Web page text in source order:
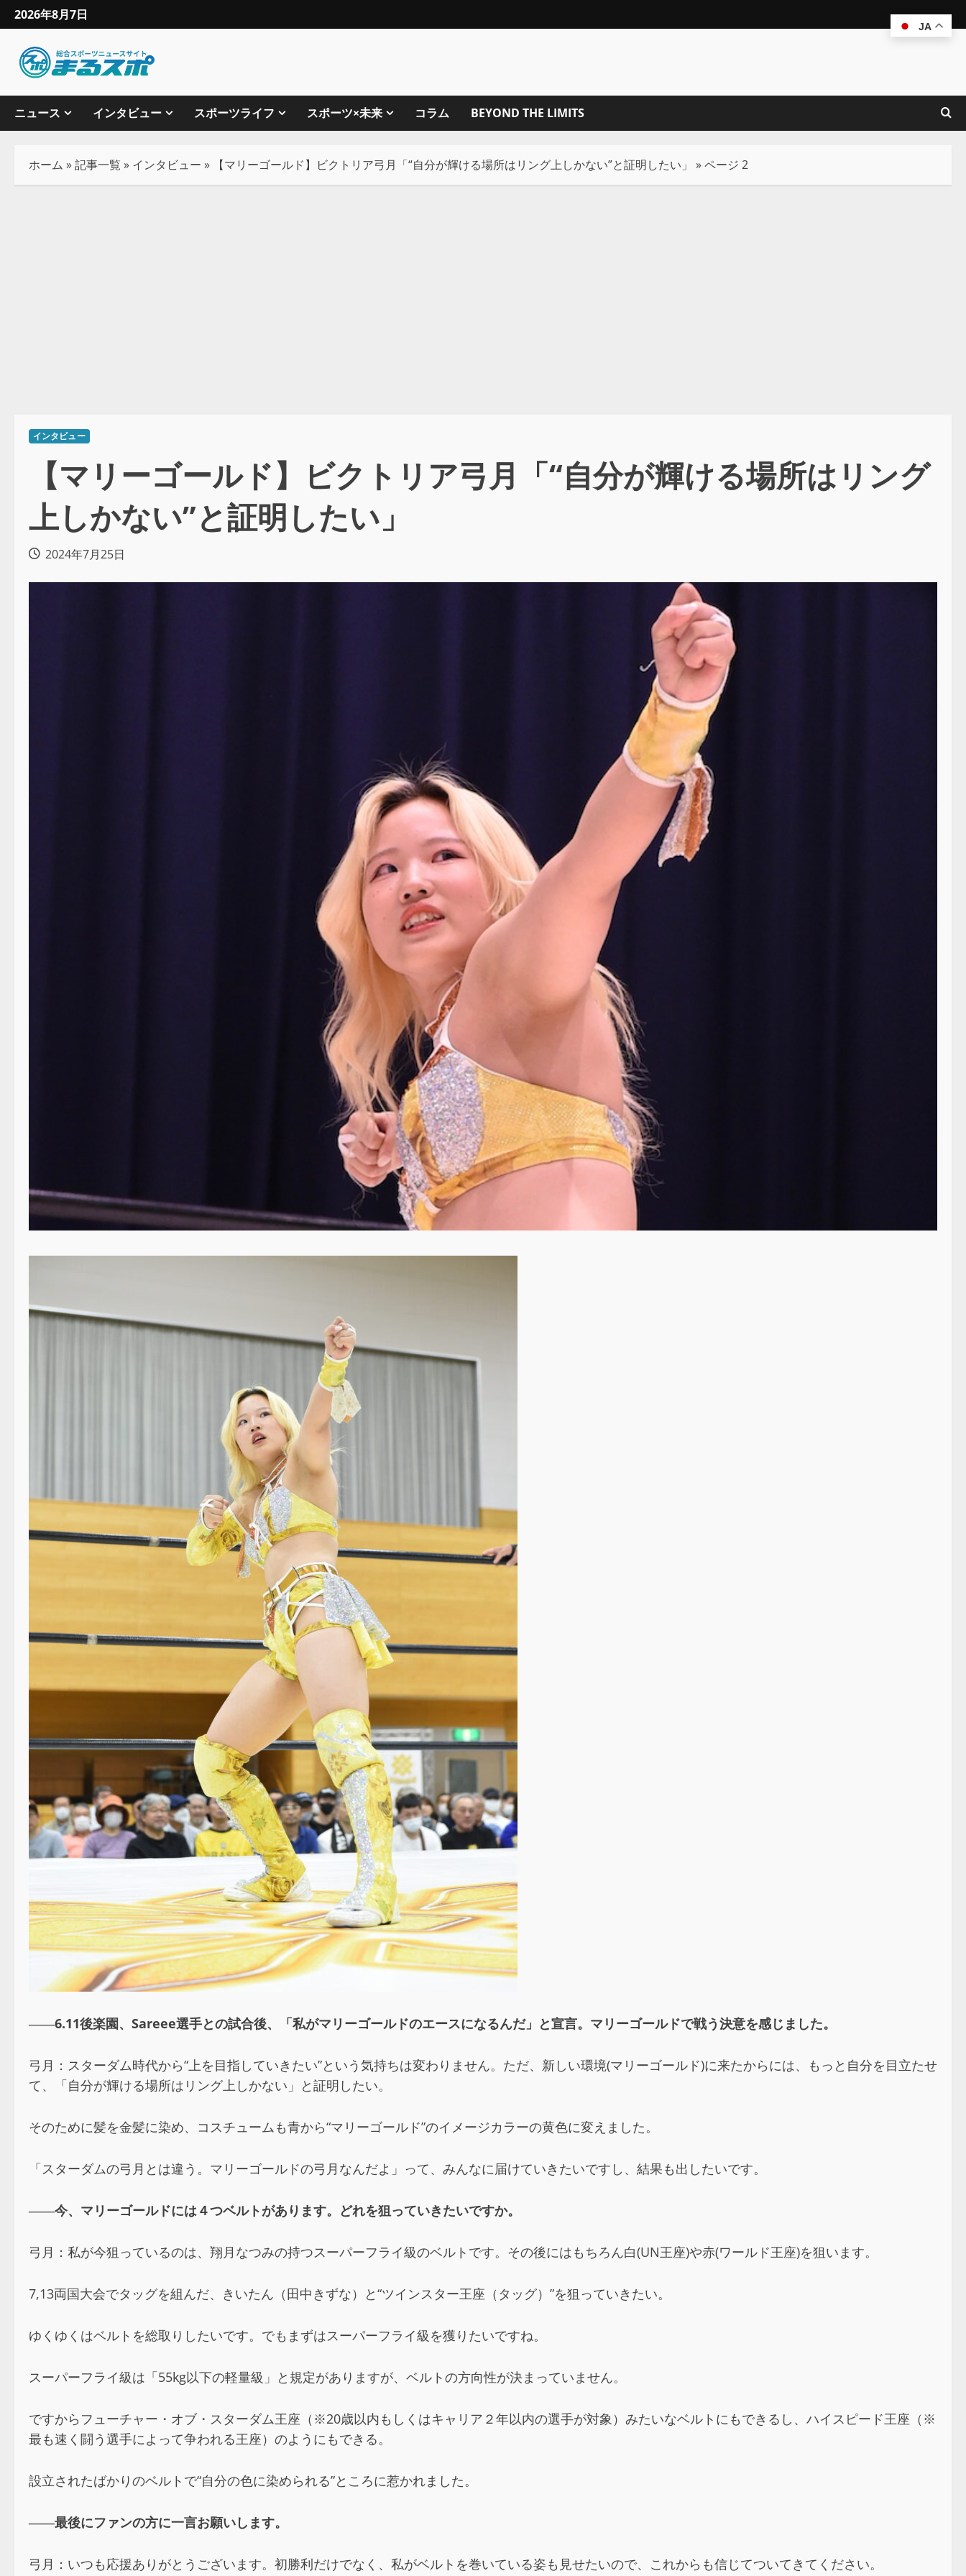
2026年8月7日
ニュース インタビュー スポーツライフ スポーツ×未来 コラム BEYOND THE LIMITS
ホーム »記事一覧 » インタビュー » 【マリーゴールド】ビクトリア弓月「“自分が輝ける場所はリング上しかない”と証明したい」 »ページ 2
インタビュー
【マリーゴールド】ビクトリア弓月「“自分が輝ける場所はリング
上しかない”と証明したい」
2024年7月25日
――6.11後楽園、Sareee選手との試合後、「私がマリーゴールドのエースになるんだ」と宣言。マリーゴールドで戦う決意を感じました。
弓月：スターダム時代から“上を目指していきたい”という気持ちは変わりません。ただ、新しい環境(マリーゴールド)に来たからには、もっと自分を目立たせ
て、「自分が輝ける場所はリング上しかない」と証明したい。
そのために髪を金髪に染め、コスチュームも青から“マリーゴールド”のイメージカラーの黄色に変えました。
「スターダムの弓月とは違う。マリーゴールドの弓月なんだよ」って、みんなに届けていきたいですし、結果も出したいです。
――今、マリーゴールドには４つベルトがあります。どれを狙っていきたいですか。
弓月：私が今狙っているのは、翔月なつみの持つスーパーフライ級のベルトです。その後にはもちろん白(UN王座)や赤(ワールド王座)を狙います。
7,13両国大会でタッグを組んだ、きいたん（田中きずな）と“ツインスター王座（タッグ）”を狙っていきたい。
ゆくゆくはベルトを総取りしたいです。でもまずはスーパーフライ級を獲りたいですね。
スーパーフライ級は「55kg以下の軽量級」と規定がありますが、ベルトの方向性が決まっていません。
ですからフューチャー・オブ・スターダム王座（※20歳以内もしくはキャリア２年以内の選手が対象）みたいなベルトにもできるし、ハイスピード王座（※
最も速く闘う選手によって争われる王座）のようにもできる。
設立されたばかりのベルトで“自分の色に染められる”ところに惹かれました。
――最後にファンの方に一言お願いします。
弓月：いつも応援ありがとうございます。初勝利だけでなく、私がベルトを巻いている姿も見せたいので、これからも信じてついてきてください。
JA